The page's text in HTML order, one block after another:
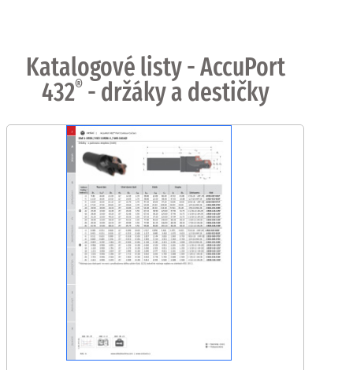
Katalogové listy - AccuPort
432®- držáky a destičky